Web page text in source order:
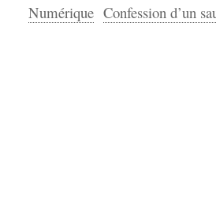
Numérique Confession d’un